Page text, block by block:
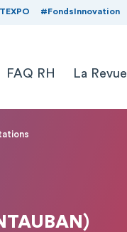
#FondsInnovation
FAQ RH La Revue